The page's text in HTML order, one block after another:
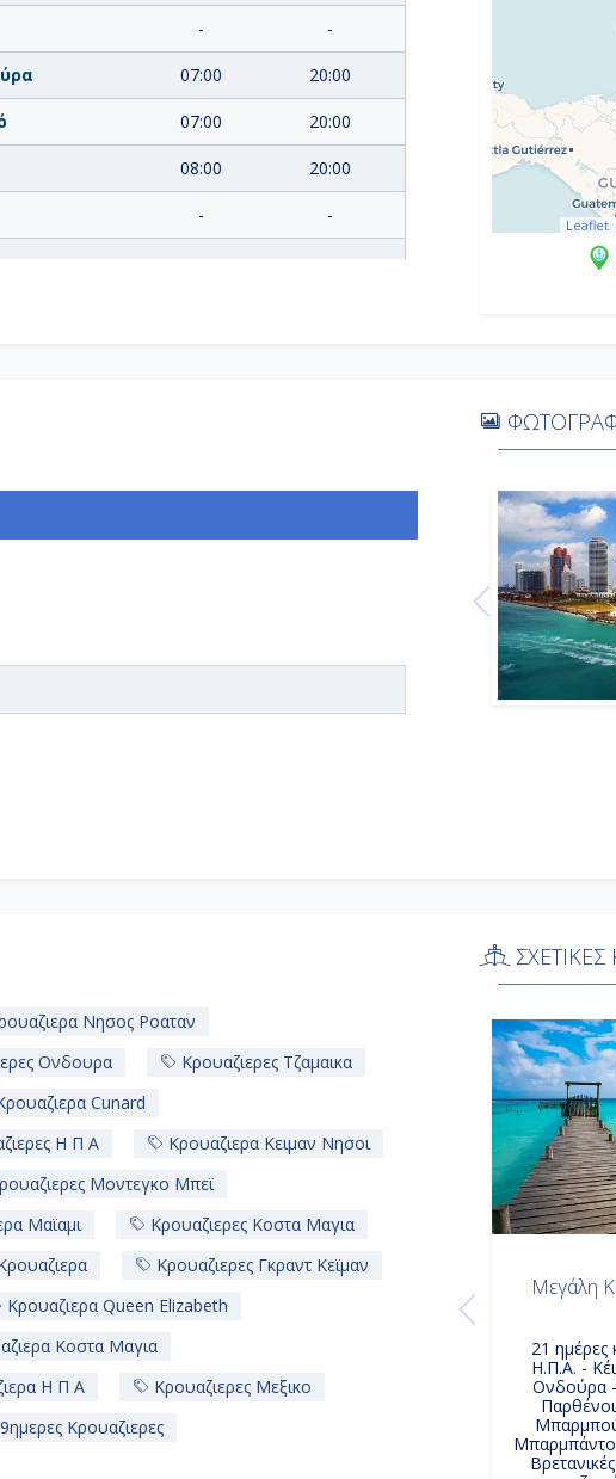
- -
07:00 20:00
07:00 20:00
08:00 20:00
- - Leaflet
Νησος Ροαταν
Ονδουρα
Κρουαζιερες Τζαμαικα
Cunard
Η Π Α
Κρουαζιερα Κειμαν Νησοι
Μοντεγκο Μπεϊ
Μαϊαμι
Κρουαζιερες Κοστα Μαγια
Κρουαζιερες Γκραντ Κεϊμαν
Κρουαζιερα Queen Elizabeth
Κοστα Μαγια
Η Π Α
Κρουαζιερες Μεξικο
9ημερες Κρουαζιερες
Μεγάλη
21 ημέρες
Η.Π.Α. -
Ονδούρα -